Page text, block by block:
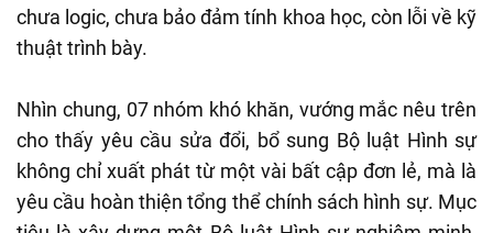
chưa logic, chưa bảo đảm tính khoa học, còn lỗi về kỹ
thuật trình bày.
Nhìn chung, 07 nhóm khó khăn, vướng mắc nêu trên
cho thấy yêu cầu sửa đổi, bổ sung Bộ luật Hình sự
không chỉ xuất phát từ một vài bất cập đơn lẻ, mà là
yêu cầu hoàn thiện tổng thể chính sách hình sự. Mục